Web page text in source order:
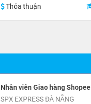
Thỏa thuận
Nhân viên Giao hàng Shopee
SPX EXPRESS ĐÀ NẴNG